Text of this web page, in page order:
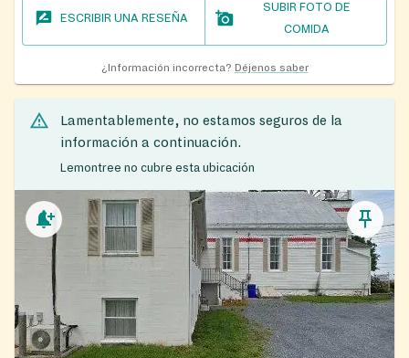
ESCRIBIR UNA RESEÑA
SUBIR FOTO DE
COMIDA
¿Información incorrecta? Déjenos saber
Lamentablemente, no estamos seguros de la
información a continuación.
Lemontree no cubre esta ubicación